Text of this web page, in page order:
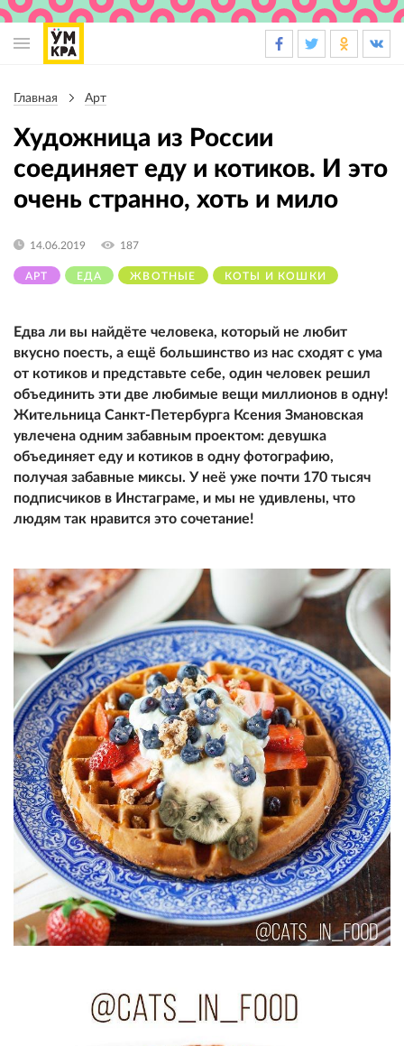
навигации
Главная Арт
Художница из России
соединяет еду и котиков. И это
очень странно, хоть и мило
АРТ ЕДА ЖВОТНЫЕ КОТЫ И КОШКИ
14.06.2019 187
Едва ли вы найдёте человека, который не любит
вкусно поесть, а ещё большинство из нас сходят с ума
от котиков и представьте себе, один человек решил
объединить эти две любимые вещи миллионов в одну!
Жительница Санкт-Петербурга Ксения Змановская
увлечена одним забавным проектом: девушка
объединяет еду и котиков в одну фотографию,
получая забавные миксы. У неё уже почти 170 тысяч
подписчиков в Инстаграме, и мы не удивлены, что
людям так нравится это сочетание!